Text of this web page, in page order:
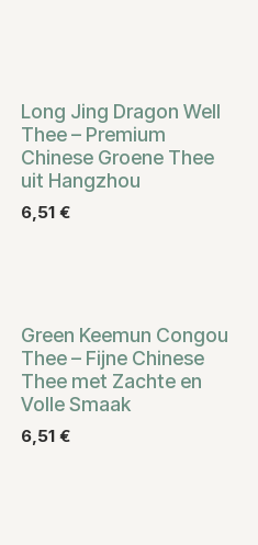
Long Jing Dragon Well
Thee – Premium
Chinese Groene Thee
uit Hangzhou
6,51€
Green Keemun Congou
Thee – Fijne Chinese
Thee met Zachte en
Volle Smaak
6,51€